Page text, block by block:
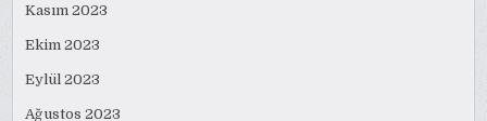
Kasım 2023
Ekim 2023
Eylül 2023
Ağustos 2023